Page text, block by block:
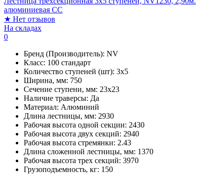
алюминиевая СС
★ Нет отзывов
На складах
0
Бренд (Производитель): NV
Класс: 100 стандарт
Количество ступеней (шт): 3х5
Ширина, мм: 750
Сечение ступени, мм: 23х23
Наличие траверсы: Да
Материал: Алюминий
Длина лестницы, мм: 2930
Рабочая высота одной секции: 2430
Рабочая высота двух секций: 2940
Рабочая высота стремянки: 2.43
Длина сложенной лестницы, мм: 1370
Рабочая высота трех секций: 3970
Грузоподъемность, кг: 150